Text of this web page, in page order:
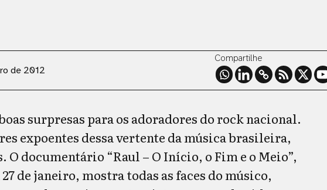
de 2012
Compartilhe
surpresas para os adoradores do rock nacional.
expoentes dessa vertente da música brasileira,
O documentário “Raul – O Início, o Fim e o Meio”,
de janeiro, mostra todas as faces do músico,